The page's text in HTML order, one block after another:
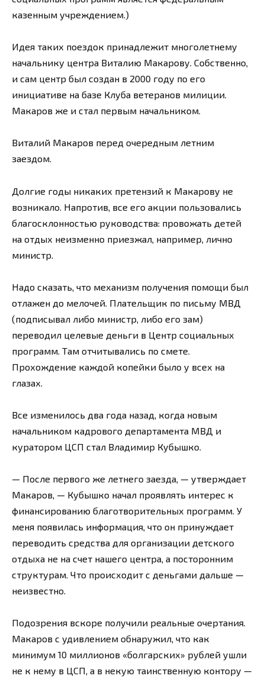
казенным учреждением.)
Идея таких поездок принадлежит многолетнему
начальнику центра Виталию Макарову. Собственно,
и сам центр был создан в 2000 году по его
инициативе на базе Клуба ветеранов милиции.
Макаров же и стал первым начальником.
Виталий Макаров перед очередным летним
заездом.
Долгие годы никаких претензий к Макарову не
возникало. Напротив, все его акции пользовались
благосклонностью руководства: провожать детей
на отдых неизменно приезжал, например, лично
министр.
Надо сказать, что механизм получения помощи был
отлажен до мелочей. Плательщик по письму МВД
(подписывал либо министр, либо его зам)
переводил целевые деньги в Центр социальных
программ. Там отчитывались по смете.
Прохождение каждой копейки было у всех на
глазах.
Все изменилось два года назад, когда новым
начальником кадрового департамента МВД и
куратором ЦСП стал Владимир Кубышко.
— После первого же летнего заезда, — утверждает
Макаров, — Кубышко начал проявлять интерес к
финансированию благотворительных программ. У
меня появилась информация, что он принуждает
переводить средства для организации детского
отдыха не на счет нашего центра, а посторонним
структурам. Что происходит с деньгами дальше —
неизвестно.
Подозрения вскоре получили реальные очертания.
Макаров с удивлением обнаружил, что как
минимум 10 миллионов «болгарских» рублей ушли
не к нему в ЦСП, а в некую таинственную контору —